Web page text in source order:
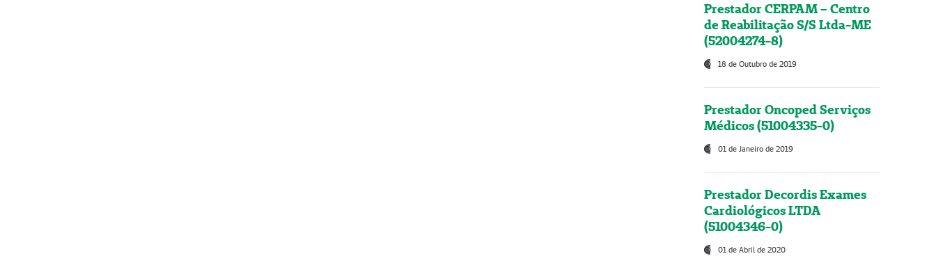
Prestador CERPAM – Centro
de Reabilitação S/S Ltda-ME
(52004274-8)
18 de Outubro de 2019
Prestador Oncoped Serviços
Médicos (51004335-0)
01 de Janeiro de 2019
Prestador Decordis Exames
Cardiológicos LTDA
(51004346-0)
01 de Abril de 2020